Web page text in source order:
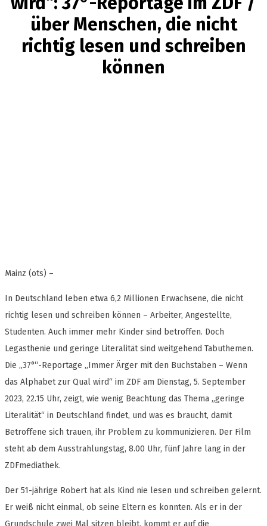
über Menschen, die nicht
richtig lesen und schreiben
können
Mainz (ots) –
In Deutschland leben etwa 6,2 Millionen Erwachsene, die nicht
richtig lesen und schreiben können – Arbeiter, Angestellte,
Studenten. Auch immer mehr Kinder sind betroffen. Doch
Legasthenie und geringe Literalität sind weitgehend Tabuthemen.
Die „37°“-Reportage „Immer Ärger mit den Buchstaben – Wenn
das Alphabet zur Qual wird“ im ZDF am Dienstag, 5. September
2023, 22.15 Uhr, zeigt, wie wenig Beachtung das Thema „geringe
Literalität“ in Deutschland findet, und was es braucht, damit
Betroffene sich trauen, ihr Problem zu kommunizieren. Der Film
steht ab dem Ausstrahlungstag, 8.00 Uhr, fünf Jahre lang in der
ZDFmediathek.
Der 51-jährige Robert hat als Kind nie lesen und schreiben gelernt.
Er weiß nicht einmal, ob seine Eltern es konnten. Als er in der